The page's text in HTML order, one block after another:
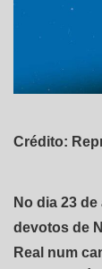
Crédito:
No dia 23
devotos de
Real num